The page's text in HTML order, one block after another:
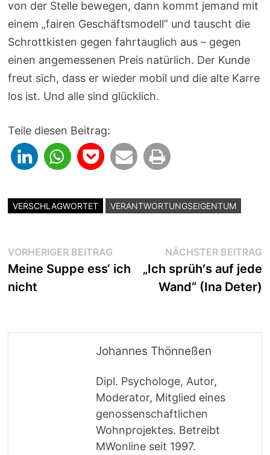
von der Stelle bewegen, dann kommt jemand mit
einem „fairen Geschäftsmodell“ und tauscht die
Schrottkisten gegen fahrtauglich aus – gegen
einen angemessenen Preis natürlich. Der Kunde
freut sich, dass er wieder mobil und die alte Karre
los ist. Und alle sind glücklich.
Teile diesen Beitrag:
VERSCHLAGWORTET VERANTWORTUNGSEIGENTUM
Beitragsnavigation
VORHERIGER BEITRAG Vorheriger
Beitrag:
Meine Suppe ess‘ ich
nicht
NÄCHSTER BEITRAG
„Ich sprüh′s auf jede
Wand“ (Ina Deter)
Johannes Thönneßen
Dipl. Psychologe, Autor,
Moderator, Mitglied eines
genossenschaftlichen
Wohnprojektes. Betreibt
MWonline seit 1997.